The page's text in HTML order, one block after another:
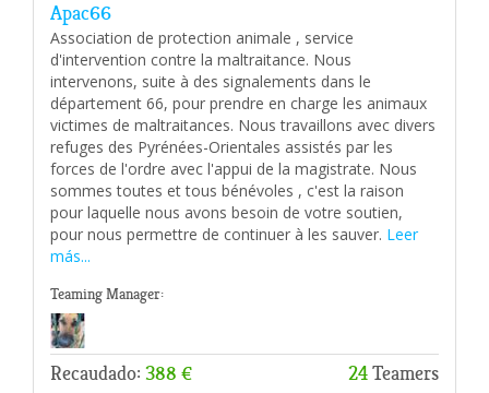
Apac66
Association de protection animale , service
d'intervention contre la maltraitance. Nous
intervenons, suite à des signalements dans le
département 66, pour prendre en charge les animaux
victimes de maltraitances. Nous travaillons avec divers
refuges des Pyrénées-Orientales assistés par les
forces de l'ordre avec l'appui de la magistrate. Nous
sommes toutes et tous bénévoles , c'est la raison
pour laquelle nous avons besoin de votre soutien,
pour nous permettre de continuer à les sauver. Leer
más...
Teaming Manager:
Recaudado: 388 € 24Teamers